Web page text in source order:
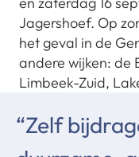
Jagershoef. Op
het geval in de
andere wijken: de
Limbeek-Zuid,
“Zelf